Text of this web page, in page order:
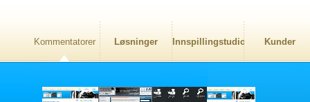
Kommentatorer Løsninger Innspillingstudio Kunder